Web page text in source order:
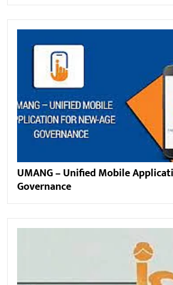
UMANG – Unified Mobile
Governance